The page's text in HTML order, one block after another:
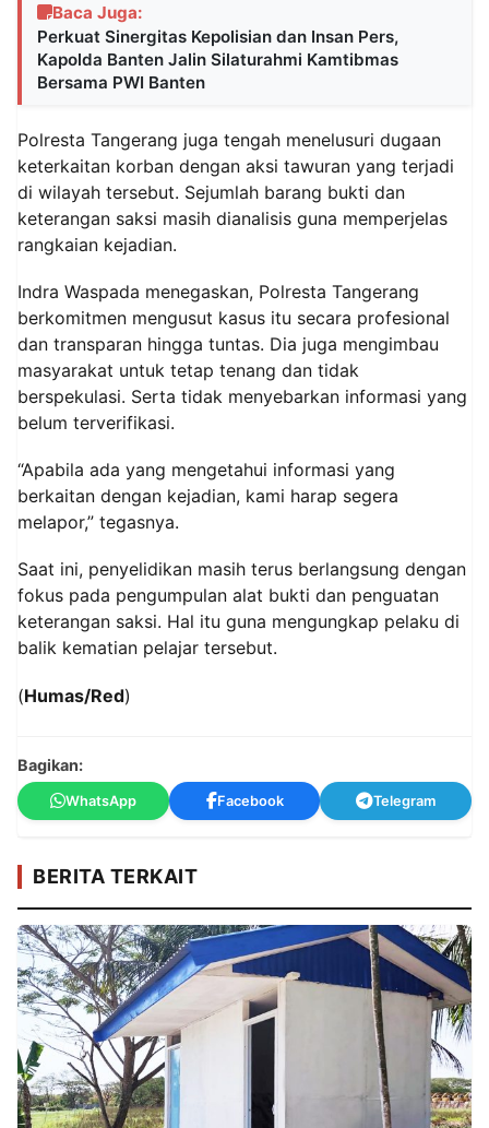
Baca Juga:
Perkuat Sinergitas Kepolisian dan Insan Pers,
Kapolda Banten Jalin Silaturahmi Kamtibmas
Bersama PWI Banten
Polresta Tangerang juga tengah menelusuri dugaan
keterkaitan korban dengan aksi tawuran yang terjadi
di wilayah tersebut. Sejumlah barang bukti dan
keterangan saksi masih dianalisis guna memperjelas
rangkaian kejadian.
Indra Waspada menegaskan, Polresta Tangerang
berkomitmen mengusut kasus itu secara profesional
dan transparan hingga tuntas. Dia juga mengimbau
masyarakat untuk tetap tenang dan tidak
berspekulasi. Serta tidak menyebarkan informasi yang
belum terverifikasi.
“Apabila ada yang mengetahui informasi yang
berkaitan dengan kejadian, kami harap segera
melapor,” tegasnya.
Saat ini, penyelidikan masih terus berlangsung dengan
fokus pada pengumpulan alat bukti dan penguatan
keterangan saksi. Hal itu guna mengungkap pelaku di
balik kematian pelajar tersebut.
(Humas/Red)
Bagikan:
WhatsApp Facebook Telegram
BERITA TERKAIT